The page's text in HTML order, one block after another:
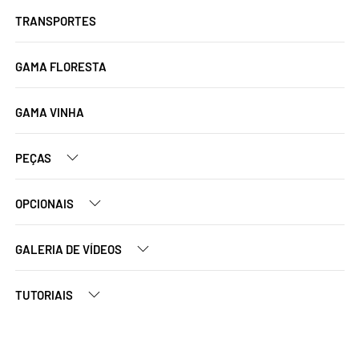
TRANSPORTES
GAMA FLORESTA
GAMA VINHA
PEÇAS
OPCIONAIS
GALERIA DE VÍDEOS
TUTORIAIS